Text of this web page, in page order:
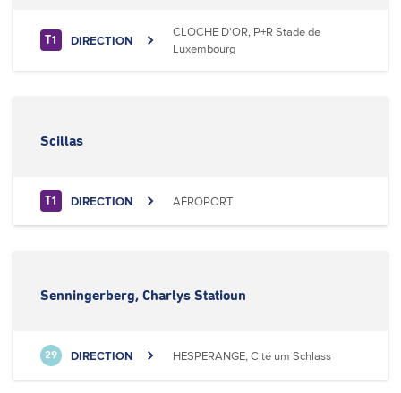
T1 DIRECTION
CLOCHE D'OR, P+R Stade de
Luxembourg
Scillas
T1 DIRECTION AÉROPORT
Senningerberg, Charlys Statioun
29 DIRECTION HESPERANGE, Cité um Schlass